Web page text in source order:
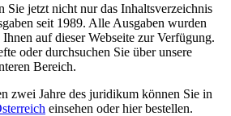
Sie jetzt nicht nur das Inhaltsverzeichnis
seit 1989. Alle Ausgaben wurden
auf dieser Webseite zur Verfügung.
oder durchsuchen Sie über unsere
Bereich.
zwei Jahre des juridikum können Sie in
einsehen oder hier bestellen.